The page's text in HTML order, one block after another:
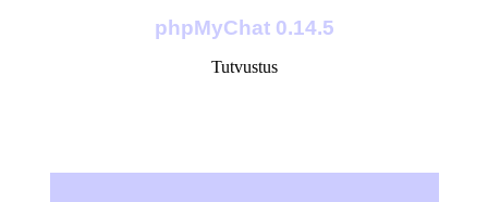
phpMyChat 0.14.5
Tutvustus